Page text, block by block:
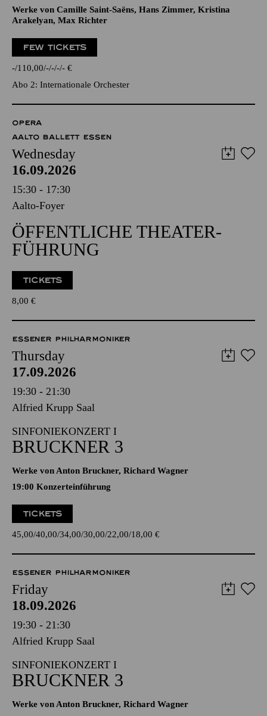
Werke von Camille Saint-Saëns, Hans Zimmer, Kristina
Arakelyan, Max Richter
FEW TICKETS
- 110,00 - - - - €
Abo 2: Internationale Orchester
OPERA
AALTO BALLETT ESSEN
Wednesday
16.09.2026
15:30 - 17:30
Aalto-Foyer
ÖFFENTLICHE THEATER­
FÜHRUNG
TICKETS
8,00 €
ESSENER PHILHARMONIKER
Thursday
17.09.2026
19:30 - 21:30
Alfried Krupp Saal
SINFONIEKONZERT I
BRUCKNER 3
Werke von Anton Bruckner, Richard Wagner
19:00 Konzerteinführung
TICKETS
45,00 40,00 34,00 30,00 22,00 18,00 €
ESSENER PHILHARMONIKER
Friday
18.09.2026
19:30 - 21:30
Alfried Krupp Saal
SINFONIEKONZERT I
BRUCKNER 3
Werke von Anton Bruckner, Richard Wagner